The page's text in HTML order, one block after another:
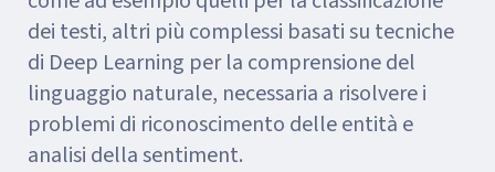
dei testi, altri più complessi basati su tecniche
di Deep Learning per la comprensione del
linguaggio naturale, necessaria a risolvere i
problemi di riconoscimento delle entità e
analisi della sentiment.